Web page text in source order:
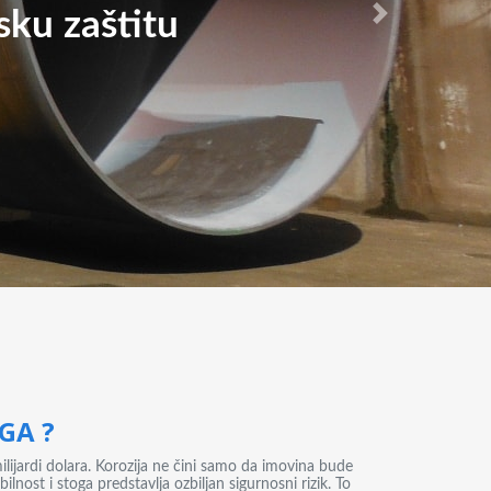
zaštitu
zaštitu Next
?
dolara. Korozija ne čini samo da imovina bude
i stoga predstavlja ozbiljan sigurnosni rizik. To